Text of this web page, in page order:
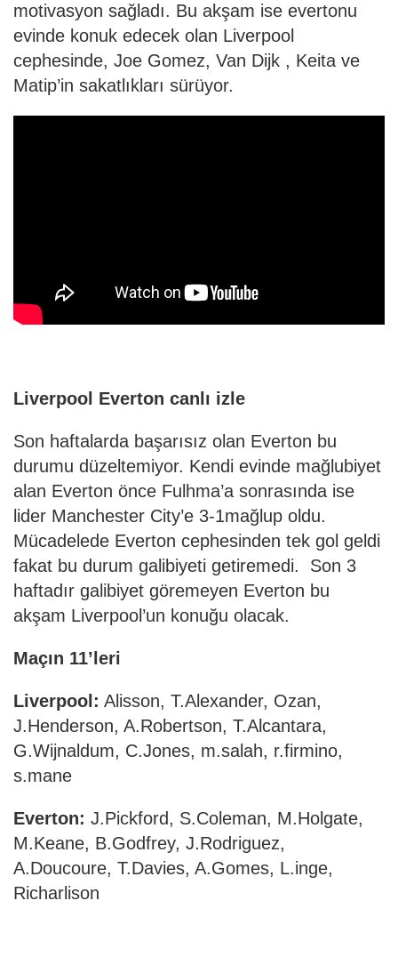
motivasyon sağladı. Bu akşam ise evertonu
evinde konuk edecek olan Liverpool
cephesinde, Joe Gomez, Van Dijk , Keita ve
Matip’in sakatlıkları sürüyor.
Liverpool Everton canlı izle
Son haftalarda başarısız olan Everton bu
durumu düzeltemiyor. Kendi evinde mağlubiyet
alan Everton önce Fulhma’a sonrasında ise
lider Manchester City’e 3-1mağlup oldu.
Mücadelede Everton cephesinden tek gol geldi
fakat bu durum galibiyeti getiremedi. Son 3
haftadır galibiyet göremeyen Everton bu
akşam Liverpool’un konuğu olacak.
Maçın 11’leri
Liverpool: Alisson, T.Alexander, Ozan,
J.Henderson, A.Robertson, T.Alcantara,
G.Wijnaldum, C.Jones, m.salah, r.firmino,
s.mane
Everton: J.Pickford, S.Coleman, M.Holgate,
M.Keane, B.Godfrey, J.Rodriguez,
A.Doucoure, T.Davies, A.Gomes, L.inge,
Richarlison